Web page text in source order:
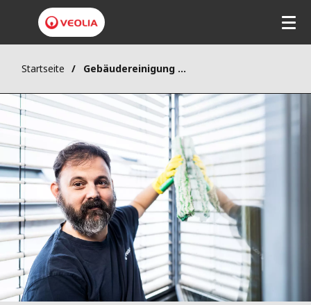
Startseite Gebäudereinigung Rostock